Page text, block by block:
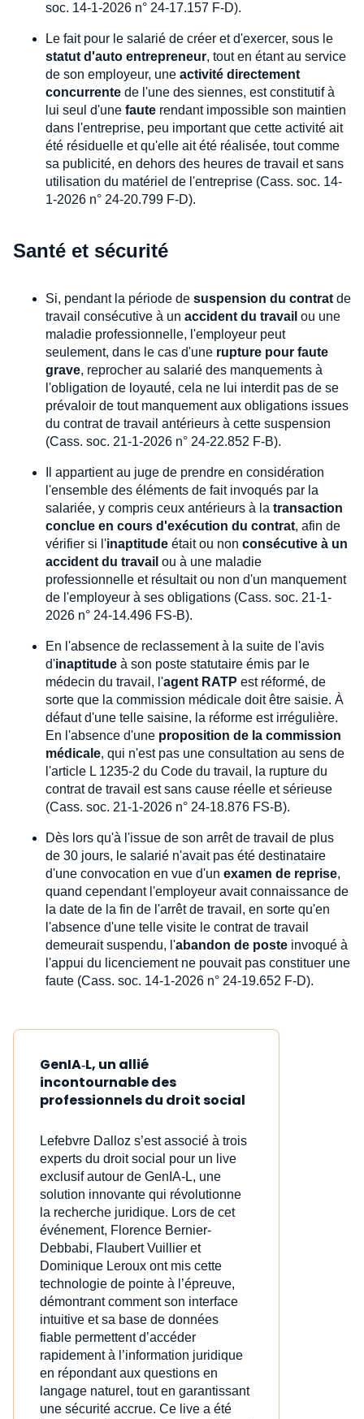
soc. 14-1-2026 n° 24-17.157 F-D).
Le fait pour le salarié de créer et d'exercer, sous le
statut d'auto entrepreneur, tout en étant au service
de son employeur, une activité directement
concurrente de l'une des siennes, est constitutif à
lui seul d'une faute rendant impossible son maintien
dans l'entreprise, peu important que cette activité ait
été résiduelle et qu'elle ait été réalisée, tout comme
sa publicité, en dehors des heures de travail et sans
utilisation du matériel de l'entreprise (Cass. soc. 14-
1-2026 n° 24-20.799 F-D).
Santé et sécurité
Si, pendant la période de suspension du contrat de
travail consécutive à un accident du travail ou une
maladie professionnelle, l'employeur peut
seulement, dans le cas d'une rupture pour faute
grave, reprocher au salarié des manquements à
l'obligation de loyauté, cela ne lui interdit pas de se
prévaloir de tout manquement aux obligations issues
du contrat de travail antérieurs à cette suspension
(Cass. soc. 21-1-2026 n° 24-22.852 F-B).
Il appartient au juge de prendre en considération
l'ensemble des éléments de fait invoqués par la
salariée, y compris ceux antérieurs à la transaction
conclue en cours d'exécution du contrat, afin de
vérifier si l'inaptitude était ou non consécutive à un
accident du travail ou à une maladie
professionnelle et résultait ou non d'un manquement
de l'employeur à ses obligations (Cass. soc. 21-1-
2026 n° 24-14.496 FS-B).
En l'absence de reclassement à la suite de l'avis
d'inaptitude à son poste statutaire émis par le
médecin du travail, l'agent RATP est réformé, de
sorte que la commission médicale doit être saisie. À
défaut d'une telle saisine, la réforme est irrégulière.
En l'absence d'une proposition de la commission
médicale, qui n'est pas une consultation au sens de
l'article L 1235-2 du Code du travail, la rupture du
contrat de travail est sans cause réelle et sérieuse
(Cass. soc. 21-1-2026 n° 24-18.876 FS-B).
Dès lors qu'à l'issue de son arrêt de travail de plus
de 30 jours, le salarié n'avait pas été destinataire
d'une convocation en vue d'un examen de reprise,
quand cependant l'employeur avait connaissance de
la date de la fin de l'arrêt de travail, en sorte qu'en
l'absence d'une telle visite le contrat de travail
demeurait suspendu, l'abandon de poste invoqué à
l'appui du licenciement ne pouvait pas constituer une
faute (Cass. soc. 14-1-2026 n° 24-19.652 F-D).
GenIA‑L, un allié
incontournable des
professionnels du droit social
Lefebvre Dalloz s’est associé à trois
experts du droit social pour un live
exclusif autour de GenIA‑L, une
solution innovante qui révolutionne
la recherche juridique. Lors de cet
événement, Florence Bernier-
Debbabi, Flaubert Vuillier et
Dominique Leroux ont mis cette
technologie de pointe à l’épreuve,
démontrant comment son interface
intuitive et sa base de données
fiable permettent d’accéder
rapidement à l’information juridique
en répondant aux questions en
langage naturel, tout en garantissant
une sécurité accrue. Ce live a été